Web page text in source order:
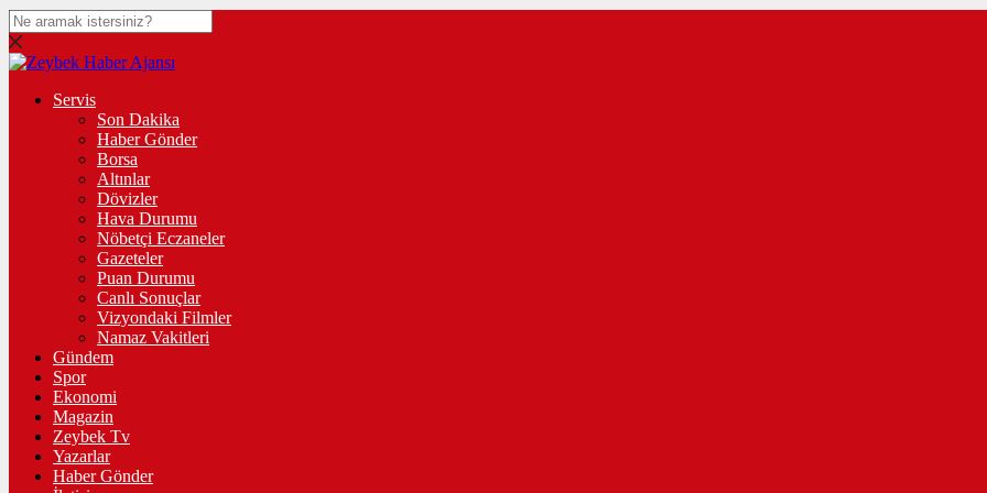
Servis
Son Dakika
Haber Gönder
Borsa
Altınlar
Dövizler
Hava Durumu
Nöbetçi Eczaneler
Gazeteler
Puan Durumu
Canlı Sonuçlar
Vizyondaki Filmler
Namaz Vakitleri
Gündem
Spor
Ekonomi
Magazin
Zeybek Tv
Yazarlar
Haber Gönder